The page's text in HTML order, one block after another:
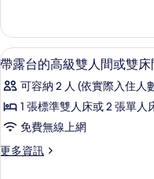
床
間
的
所
有
相
片
間
或
雙
間
的
情
顯
示
帶
露
的
3
帶露台的高級雙人間或雙床
可容納 2 人 (依實際入住人
1 張標準雙人床或 2 張單人
免費無線上網
更多資訊
更